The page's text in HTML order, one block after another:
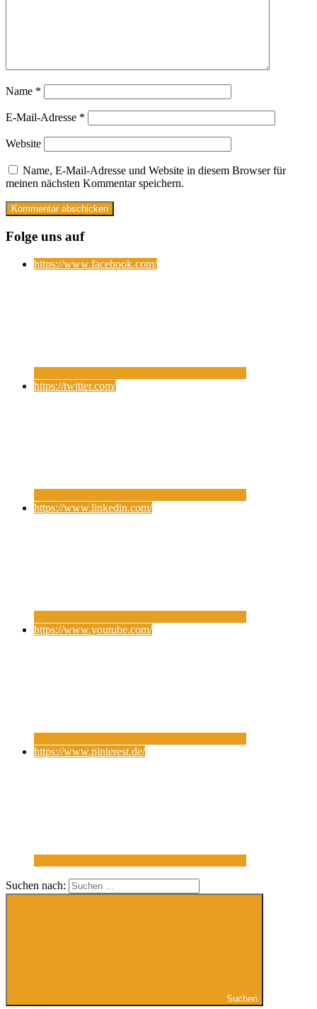
Name *
E-Mail-Adresse *
Website
Name, E-Mail-Adresse und Website in diesem Browser für
meinen nächsten Kommentar speichern.
Folge uns auf
https://www.facebook.com/
https://twitter.com/
https://www.linkedin.com/
https://www.youtube.com/
https://www.pinterest.de/
Suchen nach:
Suchen